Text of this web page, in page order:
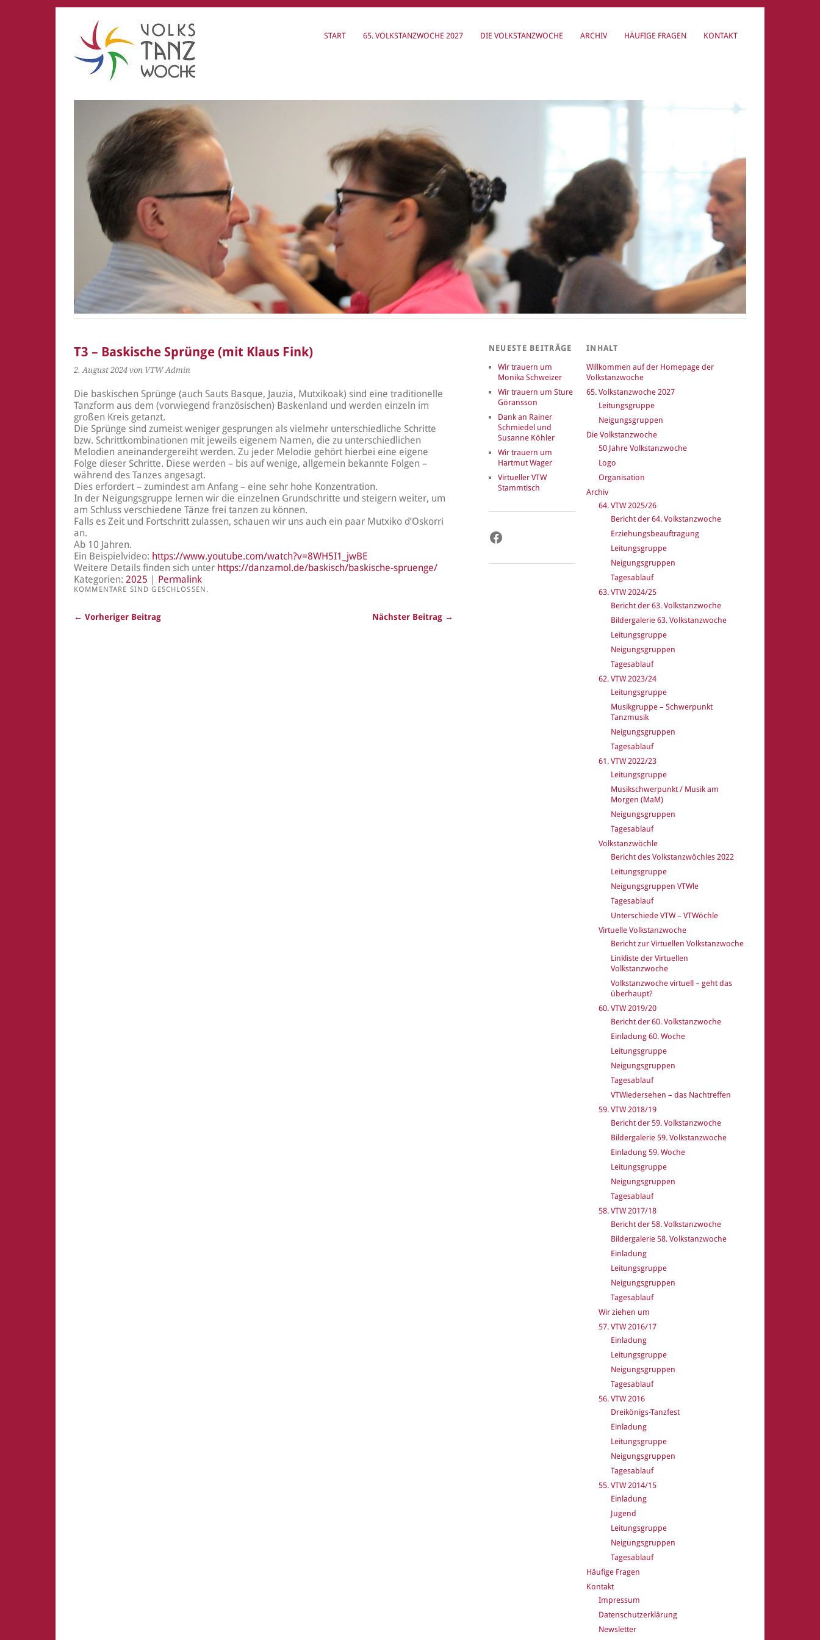
START 65. VOLKSTANZWOCHE 2027 DIE VOLKSTANZWOCHE ARCHIV HÄUFIGE FRAGEN KONTAKT
T3 – Baskische Sprünge (mit Klaus Fink)
2. August 2024 von VTW Admin
Die baskischen Sprünge (auch Sauts Basque, Jauzia, Mutxikoak) sind eine traditionelle
Tanzform aus dem (vorwiegend französischen) Baskenland und werden einzeln im
großen Kreis getanzt.
Die Sprünge sind zumeist weniger gesprungen als vielmehr unterschiedliche Schritte
bzw. Schrittkombinationen mit jeweils eigenem Namen, die zu unterschiedlichen
Melodien aneinandergereiht werden. Zu jeder Melodie gehört hierbei eine eigene
Folge dieser Schritte. Diese werden – bis auf wenige, allgemein bekannte Folgen –
während des Tanzes angesagt.
Dies erfordert – zumindest am Anfang – eine sehr hohe Konzentration.
In der Neigungsgruppe lernen wir die einzelnen Grundschritte und steigern weiter, um
am Schluss verschiedene Tänze frei tanzen zu können.
Falls es Zeit und Fortschritt zulassen, schauen wir uns auch ein paar Mutxiko d’Oskorri
an.
Ab 10 Jahren.
Ein Beispielvideo: https://www.youtube.com/watch?v=8WH5I1_jwBE
Weitere Details finden sich unter https://danzamol.de/baskisch/baskische-spruenge/
Kategorien: 2025 | Permalink
KOMMENTARE SIND GESCHLOSSEN.
← Vorheriger Beitrag Nächster Beitrag →
NEUESTE BEITRÄGE
Wir trauern um
Monika Schweizer
Wir trauern um Sture
Göransson
Dank an Rainer
Schmiedel und
Susanne Köhler
Wir trauern um
Hartmut Wager
Virtueller VTW
Stammtisch
Facebook
INHALT
Willkommen auf der Homepage der
Volkstanzwoche
65. Volkstanzwoche 2027
Leitungsgruppe
Neigungsgruppen
Die Volkstanzwoche
50 Jahre Volkstanzwoche
Logo
Organisation
Archiv
64. VTW 2025/26
Bericht der 64. Volkstanzwoche
Erziehungsbeauftragung
Leitungsgruppe
Neigungsgruppen
Tagesablauf
63. VTW 2024/25
Bericht der 63. Volkstanzwoche
Bildergalerie 63. Volkstanzwoche
Leitungsgruppe
Neigungsgruppen
Tagesablauf
62. VTW 2023/24
Leitungsgruppe
Musikgruppe – Schwerpunkt
Tanzmusik
Neigungsgruppen
Tagesablauf
61. VTW 2022/23
Leitungsgruppe
Musikschwerpunkt / Musik am
Morgen (MaM)
Neigungsgruppen
Tagesablauf
Volkstanzwöchle
Bericht des Volkstanzwöchles 2022
Leitungsgruppe
Neigungsgruppen VTWle
Tagesablauf
Unterschiede VTW – VTWöchle
Virtuelle Volkstanzwoche
Bericht zur Virtuellen Volkstanzwoche
Linkliste der Virtuellen
Volkstanzwoche
Volkstanzwoche virtuell – geht das
überhaupt?
60. VTW 2019/20
Bericht der 60. Volkstanzwoche
Einladung 60. Woche
Leitungsgruppe
Neigungsgruppen
Tagesablauf
VTWiedersehen – das Nachtreffen
59. VTW 2018/19
Bericht der 59. Volkstanzwoche
Bildergalerie 59. Volkstanzwoche
Einladung 59. Woche
Leitungsgruppe
Neigungsgruppen
Tagesablauf
58. VTW 2017/18
Bericht der 58. Volkstanzwoche
Bildergalerie 58. Volkstanzwoche
Einladung
Leitungsgruppe
Neigungsgruppen
Tagesablauf
Wir ziehen um
57. VTW 2016/17
Einladung
Leitungsgruppe
Neigungsgruppen
Tagesablauf
56. VTW 2016
Dreikönigs-Tanzfest
Einladung
Leitungsgruppe
Neigungsgruppen
Tagesablauf
55. VTW 2014/15
Einladung
Jugend
Leitungsgruppe
Neigungsgruppen
Tagesablauf
Häufige Fragen
Kontakt
Impressum
Datenschutzerklärung
Newsletter